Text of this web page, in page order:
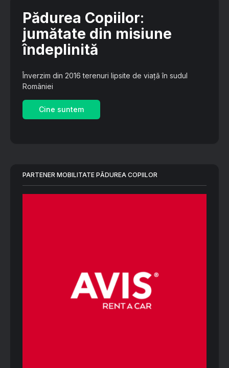
Pădurea Copiilor:
jumătate din misiune
îndeplinită
Înverzim din 2016 terenuri lipsite de viață în sudul
României
Cine suntem
PARTENER MOBILITATE PĂDUREA COPIILOR